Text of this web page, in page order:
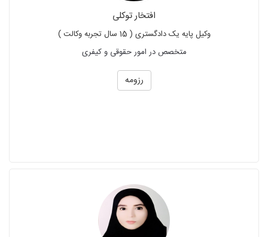
افتخار توکلی
وکیل پایه یک دادگستری ( 15 سال تجربه وکالت )
متخصص در امور حقوقی و کیفری
رزومه